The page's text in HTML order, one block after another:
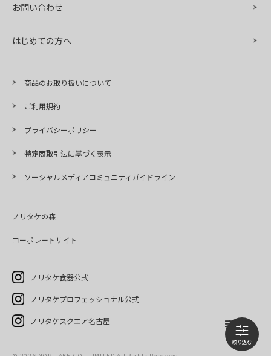
お問い合わせ
はじめての方へ
商品のお取り扱いについて
ご利用規約
プライバシーポリシー
特定商取引法に基づく表示
ソーシャルメディアコミュニティガイドライン
ノリタケの森
コーポレートサイト
ノリタケ食器公式
ノリタケプロフェッショナル公式
ノリタケスクエア名古屋